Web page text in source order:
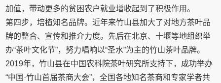
加值，带动更多的贫困农户就业增收起到了积极作用。
第四步，培植知名品牌。近年来竹山县加大了对地方茶叶品
牌的整合、宣传和推介力度。先后在北京、十堰等地组织举
办“茶叶文化节”，努力唱响以“圣水”为主的竹山茶叶品牌。
2019年，竹山县在中国农科院茶叶研究所支持下，成功举办
“中国·竹山首届茶商大会”，全国各地知名茶商和专家学者共